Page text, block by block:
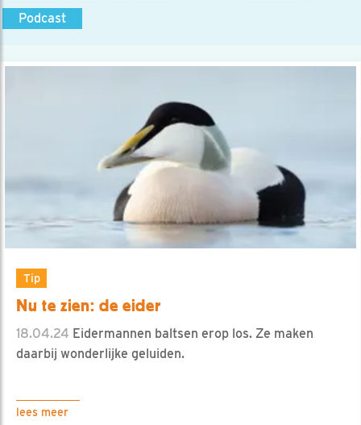
Podcast
Tip
Nu te zien: de eider
18.04.24 Eidermannen baltsen erop los. Ze maken
daarbij wonderlijke geluiden.
lees meer